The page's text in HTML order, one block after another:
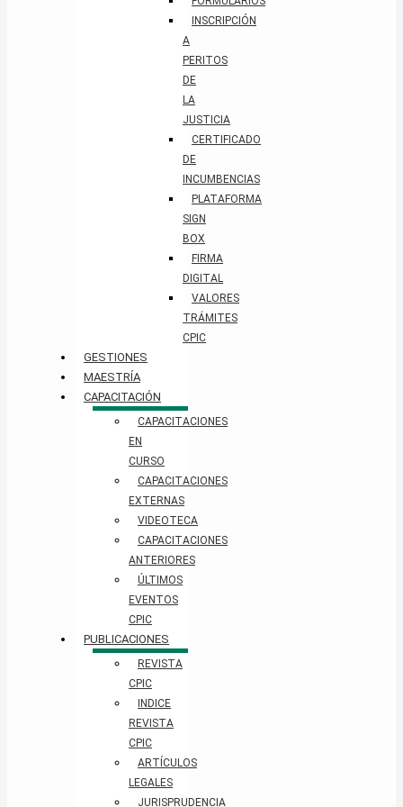
INSCRIPCIÓN
A
PERITOS
DE
LA
JUSTICIA
CERTIFICADO
DE
INCUMBENCIAS
PLATAFORMA
SIGN
BOX
FIRMA
DIGITAL
VALORES
TRÁMITES
CPIC
GESTIONES
MAESTRÍA
CAPACITACIÓN
CAPACITACIONES
EN
CURSO
CAPACITACIONES
EXTERNAS
VIDEOTECA
CAPACITACIONES
ANTERIORES
ÚLTIMOS
EVENTOS
CPIC
PUBLICACIONES
REVISTA
CPIC
INDICE
REVISTA
CPIC
ARTÍCULOS
LEGALES
JURISPRUDENCIA